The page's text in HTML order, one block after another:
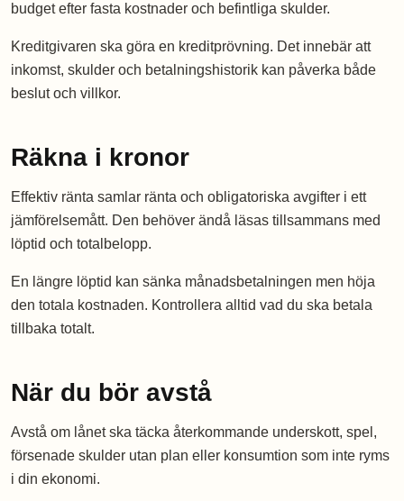
budget efter fasta kostnader och befintliga skulder.
Kreditgivaren ska göra en kreditprövning. Det innebär att
inkomst, skulder och betalningshistorik kan påverka både
beslut och villkor.
Räkna i kronor
Effektiv ränta samlar ränta och obligatoriska avgifter i ett
jämförelsemått. Den behöver ändå läsas tillsammans med
löptid och totalbelopp.
En längre löptid kan sänka månadsbetalningen men höja
den totala kostnaden. Kontrollera alltid vad du ska betala
tillbaka totalt.
När du bör avstå
Avstå om lånet ska täcka återkommande underskott, spel,
försenade skulder utan plan eller konsumtion som inte ryms
i din ekonomi.